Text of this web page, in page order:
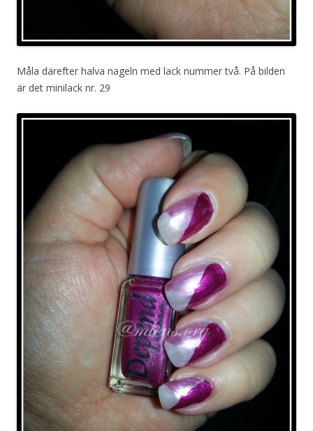
Måla därefter halva nageln med lack nummer två. På bilden
är det minilack nr. 29